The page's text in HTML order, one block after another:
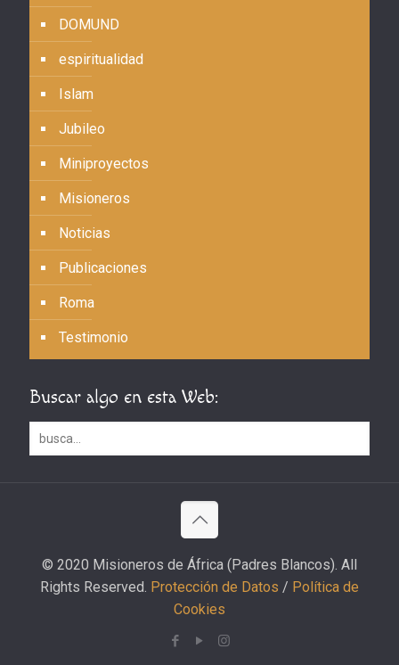
DOMUND
espiritualidad
Islam
Jubileo
Miniproyectos
Misioneros
Noticias
Publicaciones
Roma
Testimonio
Buscar algo en esta Web:
© 2020 Misioneros de África (Padres Blancos). All
Rights Reserved. Protección de Datos / Política de
Cookies